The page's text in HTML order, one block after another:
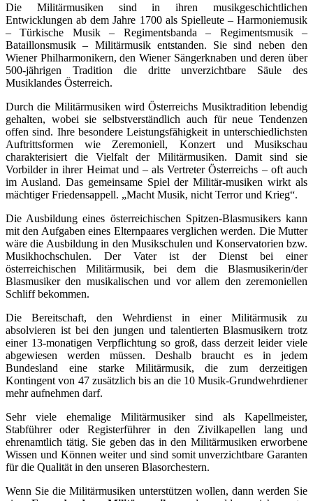
Die Militärmusiken sind in ihren musikgeschichtlichen
Entwicklungen ab dem Jahre 1700 als Spielleute – Harmoniemusik
– Türkische Musik – Regimentsbanda – Regimentsmusik –
Bataillonsmusik – Militärmusik entstanden. Sie sind neben den
Wiener Philharmonikern, den Wiener Sängerknaben und deren über
500-jährigen Tradition die dritte unverzichtbare Säule des
Musiklandes Österreich.
Durch die Militärmusiken wird Österreichs Musiktradition lebendig
gehalten, wobei sie selbstverständlich auch für neue Tendenzen
offen sind. Ihre besondere Leistungsfähigkeit in unterschiedlichsten
Auftrittsformen wie Zeremoniell, Konzert und Musikschau
charakterisiert die Vielfalt der Militärmusiken. Damit sind sie
Vorbilder in ihrer Heimat und – als Vertreter Österreichs – oft auch
im Ausland. Das gemeinsame Spiel der Militär-musiken wirkt als
mächtiger Friedensappell. „Macht Musik, nicht Terror und Krieg“.
Die Ausbildung eines österreichischen Spitzen-Blasmusikers kann
mit den Aufgaben eines Elternpaares verglichen werden. Die Mutter
wäre die Ausbildung in den Musikschulen und Konservatorien bzw.
Musikhochschulen. Der Vater ist der Dienst bei einer
österreichischen Militärmusik, bei dem die Blasmusikerin/der
Blasmusiker den musikalischen und vor allem den zeremoniellen
Schliff bekommen.
Die Bereitschaft, den Wehrdienst in einer Militärmusik zu
absolvieren ist bei den jungen und talentierten Blasmusikern trotz
einer 13-monatigen Verpflichtung so groß, dass derzeit leider viele
abgewiesen werden müssen. Deshalb braucht es in jedem
Bundesland eine starke Militärmusik, die zum derzeitigen
Kontingent von 47 zusätzlich bis an die 10 Musik-Grundwehrdiener
mehr aufnehmen darf.
Sehr viele ehemalige Militärmusiker sind als Kapellmeister,
Stabführer oder Registerführer in den Zivilkapellen lang und
ehrenamtlich tätig. Sie geben das in den Militärmusiken erworbene
Wissen und Können weiter und sind somit unverzichtbare Garanten
für die Qualität in den unseren Blasorchestern.
Wenn Sie die Militärmusiken unterstützen wollen, dann werden Sie